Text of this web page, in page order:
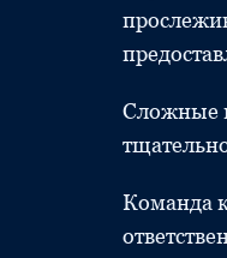
Сложные
Команда